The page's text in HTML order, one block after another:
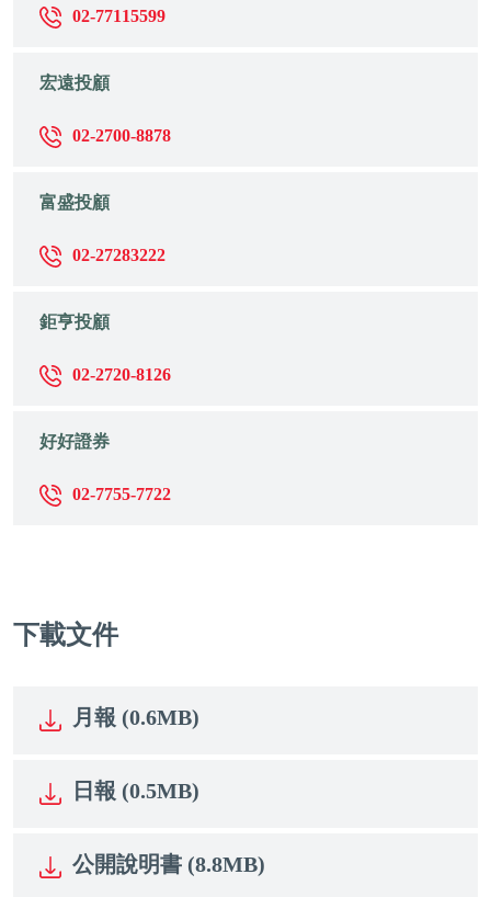
02-77115599
宏遠投顧
02-2700-8878
富盛投顧
02-27283222
鉅亨投顧
02-2720-8126
好好證券
02-7755-7722
下載文件
月報 (0.6MB)
日報 (0.5MB)
公開說明書 (8.8MB)